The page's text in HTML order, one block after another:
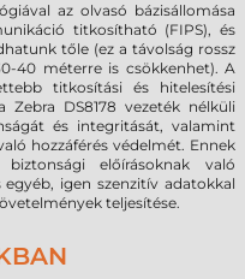
az olvasó bázisállomása
titkosítható (FIPS), és
tőle (ez a távolság rossz
40 méterre is csökkenhet). A
titkosítási és hitelesítési
DS8178 vezeték nélküli
és integritását, valamint
hozzáférés védelmét. Ennek
előírásoknak való
igen szenzitív adatokkal
teljesítése.